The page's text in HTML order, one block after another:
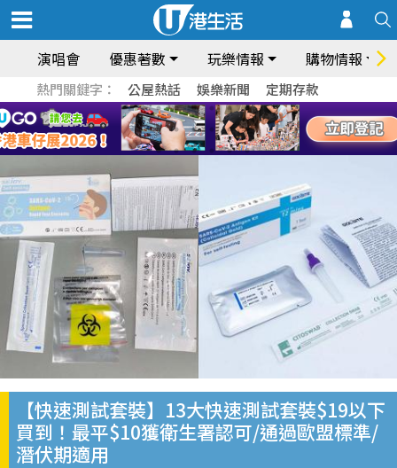
演唱會 優惠著數 玩樂情報 購物情報
熱門關鍵字： 公屋熱話 娛樂新聞 定期存款
【快速測試套裝】13大快速測試套裝$19以下
買到！最平$10獲衛生署認可/通過歐盟標準/
潛伏期適用